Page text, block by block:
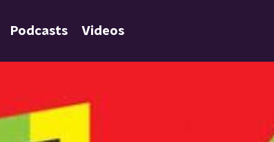
Podcasts Videos